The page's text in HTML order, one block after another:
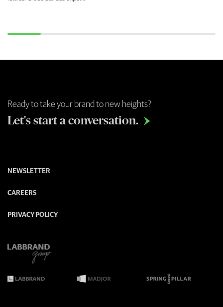
Ready to take your brand to new heights?
Let's start a conversation. 
NEWSLETTER
CAREERS
PRIVACY POLICY